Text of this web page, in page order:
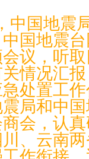
国地震
国地震
议，听
情况汇
处置工
局和中
会，认
、云南